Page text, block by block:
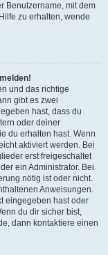
Benutzername, mit dem
zu erhalten, wende
und das richtige
gibt es zwei
hast, dass du
oder deiner
du erhalten hast. Wenn
aktiviert werden. Bei
erst freigeschaltet
ein Administrator. Bei
nötig ist oder nicht.
Anweisungen.
eingegeben hast oder
du dir sicher bist,
dann kontaktiere einen